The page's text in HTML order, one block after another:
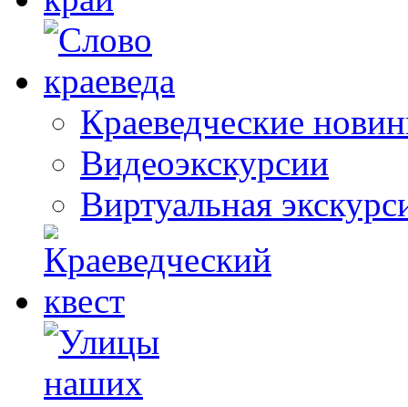
Краеведческие
Видеоэкскурсии
Виртуальная